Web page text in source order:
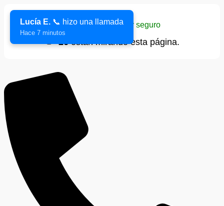
Sitio verificado y seguro
👁️ 26están mirando esta página.
Lucía E. 📞 hizo una llamada
Hace 7 minutos